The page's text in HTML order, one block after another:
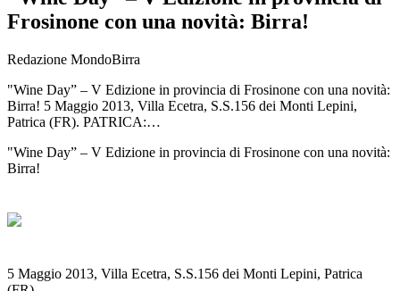
Frosinone con una novità: Birra!
Redazione MondoBirra
"Wine Day” – V Edizione in provincia di Frosinone con una novità:
Birra! 5 Maggio 2013, Villa Ecetra, S.S.156 dei Monti Lepini,
Patrica (FR). PATRICA:…
"Wine Day” – V Edizione in provincia di Frosinone con una novità:
Birra!
5 Maggio 2013, Villa Ecetra, S.S.156 dei Monti Lepini, Patrica